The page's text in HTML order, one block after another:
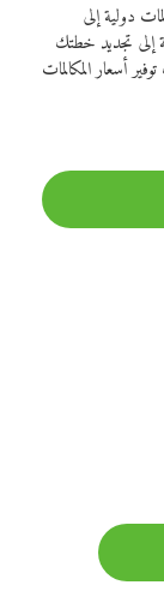
دولية إلى
إلى تجديد خطتك
أسعار المكالمات